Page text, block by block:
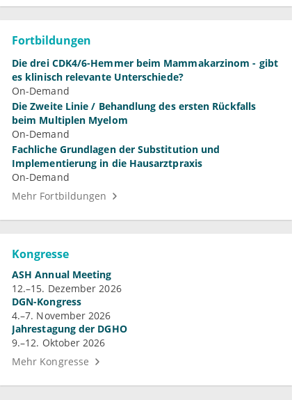
Fortbildungen
Die drei CDK4/6-Hemmer beim Mammakarzinom - gibt
es klinisch relevante Unterschiede?
On-Demand
Die Zweite Linie / Behandlung des ersten Rückfalls
beim Multiplen Myelom
On-Demand
Fachliche Grundlagen der Substitution und
Implementierung in die Hausarztpraxis
On-Demand
Mehr Fortbildungen
Kongresse
ASH Annual Meeting
12.–15. Dezember 2026
DGN-Kongress
4.–7. November 2026
Jahrestagung der DGHO
9.–12. Oktober 2026
Mehr Kongresse